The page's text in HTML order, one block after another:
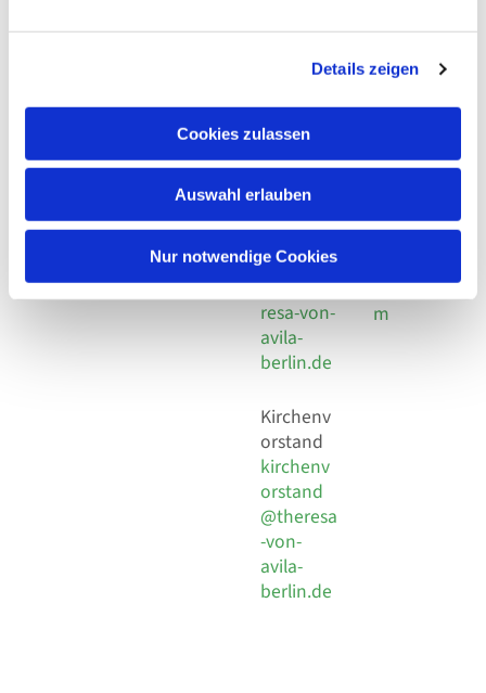
Details zeigen
Cookies zulassen
Auswahl erlauben
Nur notwendige Cookies
Adresse
Kirchengemeinde Pfarrei
Hl. Theresa von Avila Berlin
Leitender Pfarrer - Norbert
Behaimstr. 39
Kont
Telefon
+49 30
924 64 28
Fax +49
30 924 54
18
E-Mail
info@the
resa-von-
avila-
berlin.de
Kirchenv
orstand
kirchenv
orstand
@theresa
-von-
avila-
berlin.de
Links
Datensch
utz
Social
Impressu
m